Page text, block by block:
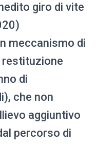
giro di vite
meccanismo di
restituzione
di
che non
aggiuntivo
percorso di